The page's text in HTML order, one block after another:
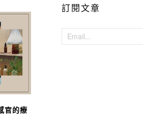
官的療
訂閱文章